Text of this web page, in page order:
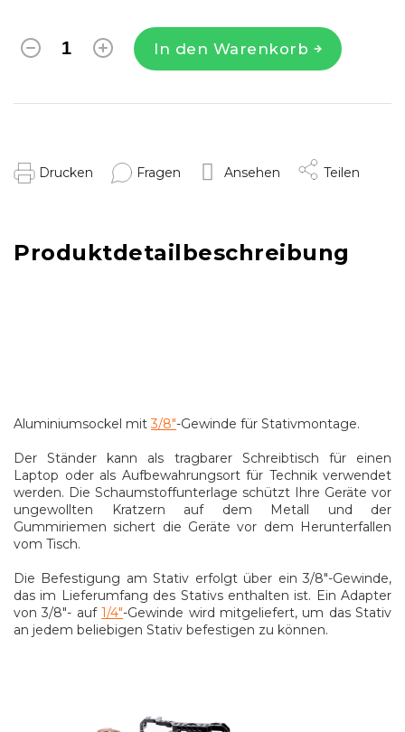
In den Warenkorb
Drucken Fragen Ansehen Teilen
Produktdetailbeschreibung
Aluminiumsockel mit3/8"-Gewinde für Stativmontage.
Der Ständer kann als tragbarer Schreibtisch für einen
Laptop oder als Aufbewahrungsort für Technik verwendet
werden. Die Schaumstoffunterlage schützt Ihre Geräte vor
ungewollten Kratzern auf dem Metall und der
Gummiriemen sichert die Geräte vor dem Herunterfallen
vom Tisch.
Die Befestigung am Stativ erfolgt über ein 3/8"-Gewinde,
das im Lieferumfang des Stativs enthalten ist. Ein Adapter
von 3/8"- auf1/4"-Gewinde wird mitgeliefert, um das Stativ
an jedem beliebigen Stativ befestigen zu können.